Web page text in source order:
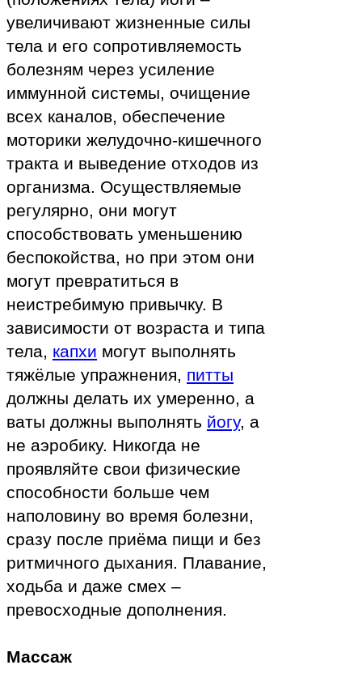
увеличивают жизненные силы
тела и его сопротивляемость
болезням через усиление
иммунной системы, очищение
всех каналов, обеспечение
моторики желудочно-кишечного
тракта и выведение отходов из
организма. Осуществляемые
регулярно, они могут
способствовать уменьшению
беспокойства, но при этом они
могут превратиться в
неистребимую привычку. В
зависимости от возраста и типа
тела, капхи могут выполнять
тяжёлые упражнения, питты
должны делать их умеренно, а
ваты должны выполнять йогу, а
не аэробику. Никогда не
проявляйте свои физические
способности больше чем
наполовину во время болезни,
сразу после приёма пищи и без
ритмичного дыхания. Плавание,
ходьба и даже смех –
превосходные дополнения.
Массаж